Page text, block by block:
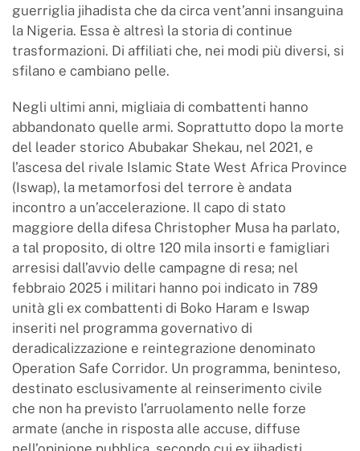
guerriglia jihadista che da circa vent’anni insanguina
la Nigeria. Essa è altresì la storia di continue
trasformazioni. Di affiliati che, nei modi più diversi, si
sfilano e cambiano pelle.
Negli ultimi anni, migliaia di combattenti hanno
abbandonato quelle armi. Soprattutto dopo la morte
del leader storico Abubakar Shekau, nel 2021, e
l’ascesa del rivale Islamic State West Africa Province
(Iswap), la metamorfosi del terrore è andata
incontro a un’accelerazione. Il capo di stato
maggiore della difesa Christopher Musa ha parlato,
a tal proposito, di oltre 120 mila insorti e famigliari
arresisi dall’avvio delle campagne di resa; nel
febbraio 2025 i militari hanno poi indicato in 789
unità gli ex combattenti di Boko Haram e Iswap
inseriti nel programma governativo di
deradicalizzazione e reintegrazione denominato
Operation Safe Corridor. Un programma, beninteso,
destinato esclusivamente al reinserimento civile
che non ha previsto l’arruolamento nelle forze
armate (anche in risposta alle accuse, diffuse